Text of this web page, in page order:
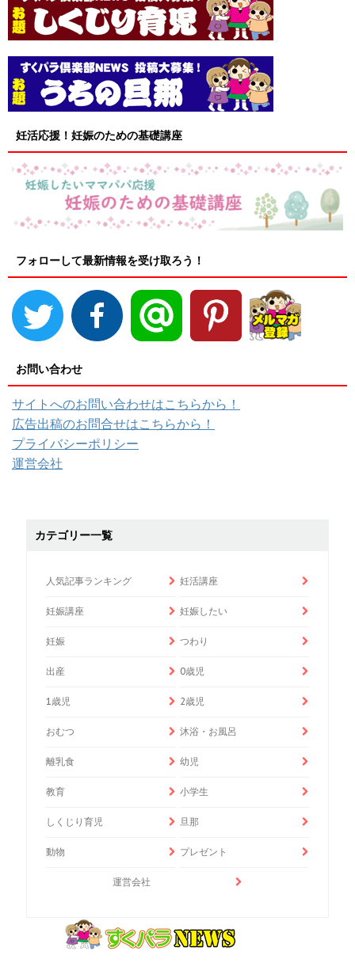
妊活応援！妊娠のための基礎講座
フォローして最新情報を受け取ろう！
お問い合わせ
サイトへのお問い合わせはこちらから！
広告出稿のお問合せはこちらから！
プライバシーポリシー
運営会社
カテゴリー一覧
人気記事ランキング 妊活講座
妊娠講座 妊娠したい
妊娠 つわり
出産 0歳児
1歳児 2歳児
おむつ 沐浴・お風呂
離乳食 幼児
教育 小学生
しくじり育児 旦那
動物 プレゼント
運営会社